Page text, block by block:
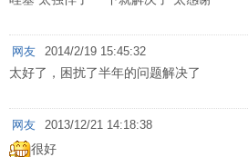
网友 2014/2/19 15:45:32
太好了，困扰了半年的问题解决了
网友 2013/12/21 14:18:38
很好